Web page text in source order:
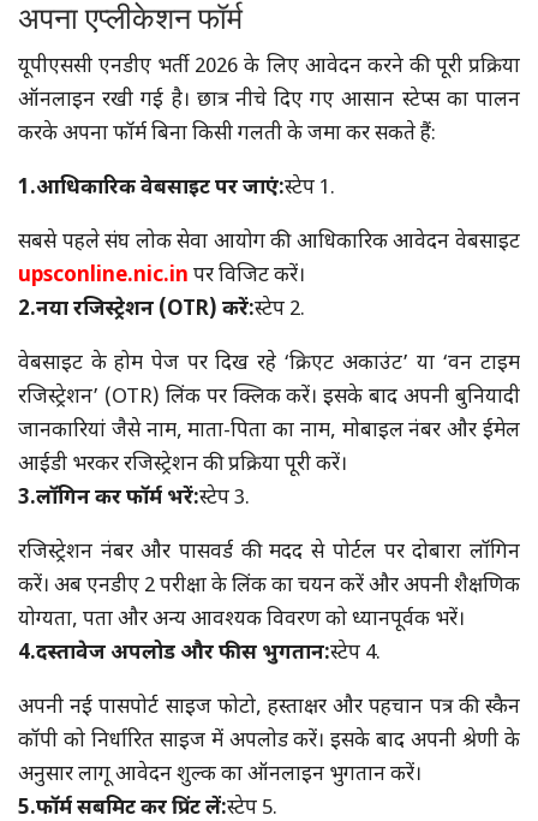
अपना एप्लीकेशन फॉर्म
यूपीएससी एनडीए भर्ती 2026 के लिए आवेदन करने की पूरी प्रक्रिया
ऑनलाइन रखी गई है। छात्र नीचे दिए गए आसान स्टेप्स का पालन
करके अपना फॉर्म बिना किसी गलती के जमा कर सकते हैं:
1.आधिकारिक वेबसाइट पर जाएं:स्टेप 1.
सबसे पहले संघ लोक सेवा आयोग की आधिकारिक आवेदन वेबसाइट
upsconline.nic.in पर विजिट करें।
2.नया रजिस्ट्रेशन (OTR) करें:स्टेप 2.
वेबसाइट के होम पेज पर दिख रहे ‘क्रिएट अकाउंट’ या ‘वन टाइम
रजिस्ट्रेशन’ (OTR) लिंक पर क्लिक करें। इसके बाद अपनी बुनियादी
जानकारियां जैसे नाम, माता-पिता का नाम, मोबाइल नंबर और ईमेल
आईडी भरकर रजिस्ट्रेशन की प्रक्रिया पूरी करें।
3.लॉगिन कर फॉर्म भरें:स्टेप 3.
रजिस्ट्रेशन नंबर और पासवर्ड की मदद से पोर्टल पर दोबारा लॉगिन
करें। अब एनडीए 2 परीक्षा के लिंक का चयन करें और अपनी शैक्षणिक
योग्यता, पता और अन्य आवश्यक विवरण को ध्यानपूर्वक भरें।
4.दस्तावेज अपलोड और फीस भुगतान:स्टेप 4.
अपनी नई पासपोर्ट साइज फोटो, हस्ताक्षर और पहचान पत्र की स्कैन
कॉपी को निर्धारित साइज में अपलोड करें। इसके बाद अपनी श्रेणी के
अनुसार लागू आवेदन शुल्क का ऑनलाइन भुगतान करें।
5.फॉर्म सबमिट कर प्रिंट लें:स्टेप 5.